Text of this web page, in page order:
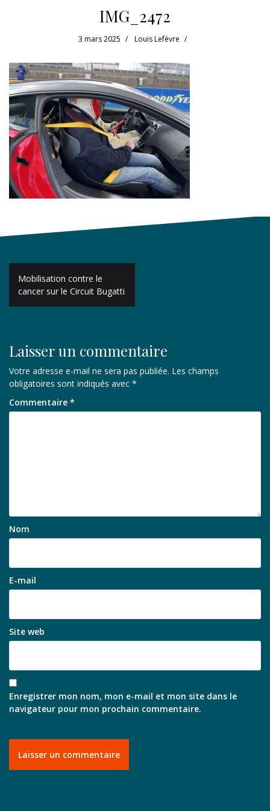
IMG_2472
3 mars 2025 Louis Lefèvre
Navigation
de
l’article
Mobilisation contre le
cancer sur le Circuit Bugatti
Laisser un commentaire
Votre adresse e-mail ne sera pas publiée. Les champs
obligatoires sont indiqués avec *
Commentaire *
Nom
E-mail
Site web
Enregistrer mon nom, mon e-mail et mon site dans le
navigateur pour mon prochain commentaire.